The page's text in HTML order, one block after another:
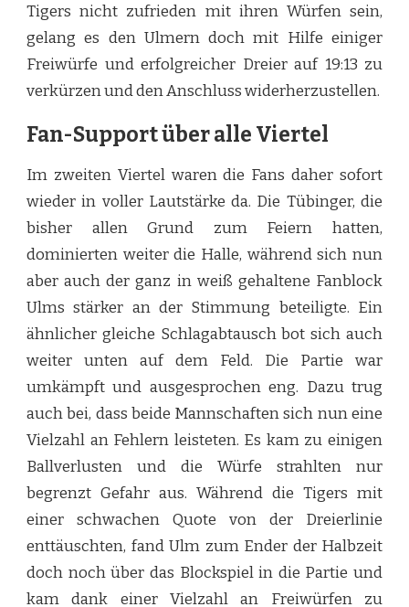
Tigers nicht zufrieden mit ihren Würfen sein,
gelang es den Ulmern doch mit Hilfe einiger
Freiwürfe und erfolgreicher Dreier auf 19:13 zu
verkürzen und den Anschluss widerherzustellen.
Fan-Support über alle Viertel
Im zweiten Viertel waren die Fans daher sofort
wieder in voller Lautstärke da. Die Tübinger, die
bisher allen Grund zum Feiern hatten,
dominierten weiter die Halle, während sich nun
aber auch der ganz in weiß gehaltene Fanblock
Ulms stärker an der Stimmung beteiligte. Ein
ähnlicher gleiche Schlagabtausch bot sich auch
weiter unten auf dem Feld. Die Partie war
umkämpft und ausgesprochen eng. Dazu trug
auch bei, dass beide Mannschaften sich nun eine
Vielzahl an Fehlern leisteten. Es kam zu einigen
Ballverlusten und die Würfe strahlten nur
begrenzt Gefahr aus. Während die Tigers mit
einer schwachen Quote von der Dreierlinie
enttäuschten, fand Ulm zum Ender der Halbzeit
doch noch über das Blockspiel in die Partie und
kam dank einer Vielzahl an Freiwürfen zu